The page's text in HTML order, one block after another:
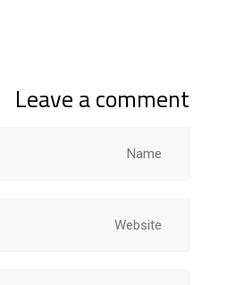
Leave a comment